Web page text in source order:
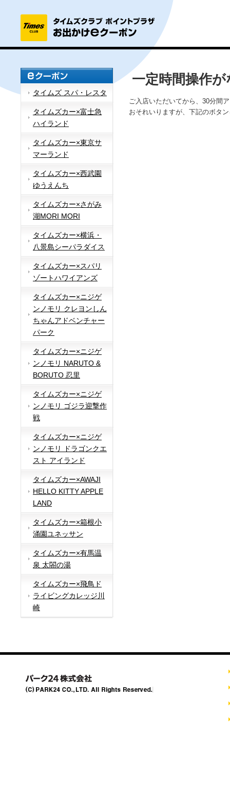
タイムズ スパ・レスタ
タイムズカー×富士急
ハイランド
タイムズカー×東京サ
マーランド
タイムズカー×西武園
ゆうえんち
タイムズカー×さがみ
湖MORI MORI
タイムズカー×横浜・
八景島シーパラダイス
タイムズカー×スパリ
ゾートハワイアンズ
タイムズカー×ニジゲ
ンノモリ クレヨンしん
ちゃんアドベンチャー
パーク
タイムズカー×ニジゲ
ンノモリ NARUTO &
BORUTO 忍里
タイムズカー×ニジゲ
ンノモリ ゴジラ迎撃作
戦
タイムズカー×ニジゲ
ンノモリ ドラゴンクエ
スト アイランド
タイムズカー×AWAJI
HELLO KITTY APPLE
LAND
タイムズカー×箱根小
涌園ユネッサン
タイムズカー×有馬温
泉 太閤の湯
タイムズカー×飛鳥ド
ライビングカレッジ川
崎
一定時間操作
ご入店いただいてから、30分間
おそれいりますが、下記のボタ